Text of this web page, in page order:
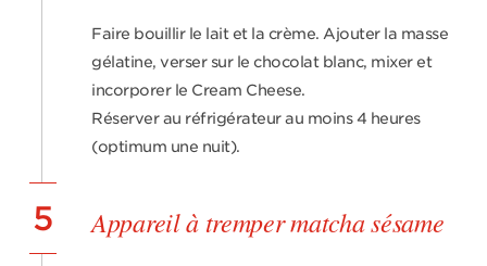
Faire bouillir le lait et la crème. Ajouter la masse
gélatine, verser sur le chocolat blanc, mixer et
incorporer le Cream Cheese.
Réserver au réfrigérateur au moins 4 heures
(optimum une nuit).
5 Appareil à tremper matcha sésame